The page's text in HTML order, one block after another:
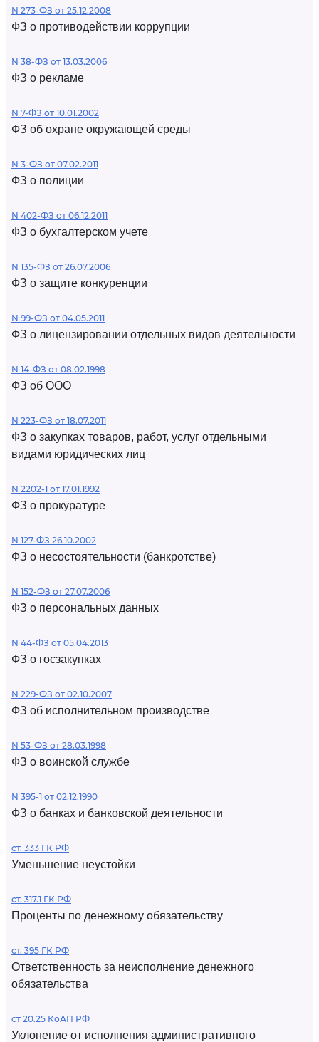
N 273-ФЗ от 25.12.2008
ФЗ о противодействии коррупции
N 38-ФЗ от 13.03.2006
ФЗ о рекламе
N 7-ФЗ от 10.01.2002
ФЗ об охране окружающей среды
N 3-ФЗ от 07.02.2011
ФЗ о полиции
N 402-ФЗ от 06.12.2011
ФЗ о бухгалтерском учете
N 135-ФЗ от 26.07.2006
ФЗ о защите конкуренции
N 99-ФЗ от 04.05.2011
ФЗ о лицензировании отдельных видов деятельности
N 14-ФЗ от 08.02.1998
ФЗ об ООО
N 223-ФЗ от 18.07.2011
ФЗ о закупках товаров, работ, услуг отдельными
видами юридических лиц
N 2202-1 от 17.01.1992
ФЗ о прокуратуре
N 127-ФЗ 26.10.2002
ФЗ о несостоятельности (банкротстве)
N 152-ФЗ от 27.07.2006
ФЗ о персональных данных
N 44-ФЗ от 05.04.2013
ФЗ о госзакупках
N 229-ФЗ от 02.10.2007
ФЗ об исполнительном производстве
N 53-ФЗ от 28.03.1998
ФЗ о воинской службе
N 395-1 от 02.12.1990
ФЗ о банках и банковской деятельности
ст. 333 ГК РФ
Уменьшение неустойки
ст. 317.1 ГК РФ
Проценты по денежному обязательству
ст. 395 ГК РФ
Ответственность за неисполнение денежного
обязательства
ст 20.25 КоАП РФ
Уклонение от исполнения административного